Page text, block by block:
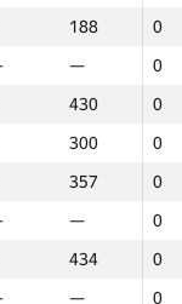
188 0
— 0
430 0
300 0
357 0
— 0
434 0
— 0
— 0
— 0
— 0
434 0
— 0
159 0
383 0